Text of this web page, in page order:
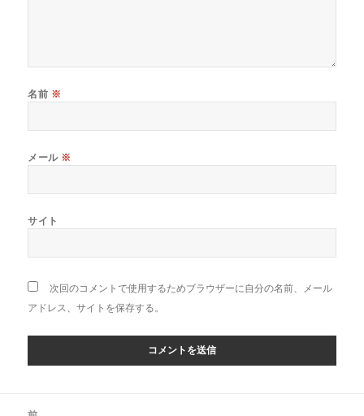
名前 ※
メール ※
サイト
次回のコメントで使用するためブラウザーに自分の名前、メール
アドレス、サイトを保存する。